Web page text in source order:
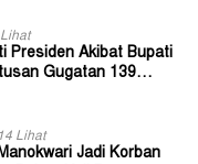
Presiden Akibat Bupati
Gugatan 139
Lihat
Jadi Korban